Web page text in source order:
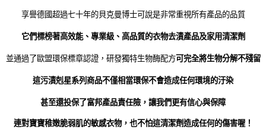
享譽德國超過七十年的貝克曼博士可說是非常重視所有產品的品質
它們標榜著高效能、專業級、高品質的衣物去漬產品及家用清潔劑
並通過了歐盟環保標章認證，研發獨特生物酶配方可完全將生物分解不殘留
這污漬剋星系列商品不僅相當環保不會造成任何環境的汙染
甚至還投保了富邦產品責任險，讓我們更有信心與保障
連對寶寶稚嫩脆弱肌的敏感衣物，也不怕這清潔劑造成任何的傷害喔！